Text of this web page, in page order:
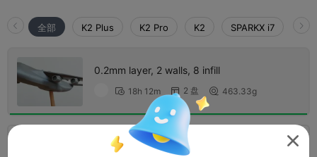
全部 K2 Plus K2 Pro K2 SPARKX i7
0.2mm layer, 2 walls, 8 infill
 18h 12m  2 盘  463.33g
0.2mm layer, 2 walls, 15% infill
